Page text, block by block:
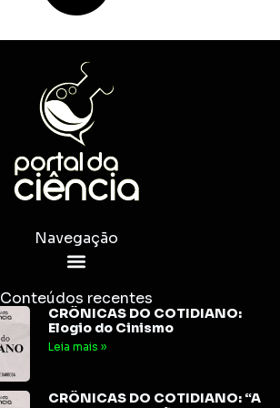
Navegação
Conteúdos recentes
CRÔNICAS DO COTIDIANO:
Elogio do Cinismo
Leia mais »
CRÔNICAS DO COTIDIANO: “A